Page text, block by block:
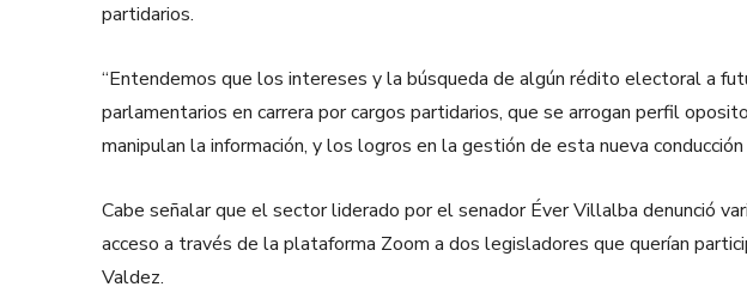
partidarios.
“Entendemos que los intereses y la búsqueda de algún rédito electoral a
parlamentarios en carrera por cargos partidarios, que se arrogan perfil
manipulan la información, y los logros en la gestión de esta nueva
Cabe señalar que el sector liderado por el senador Éver Villalba denunció
acceso a través de la plataforma Zoom a dos legisladores que querían
Valdez.